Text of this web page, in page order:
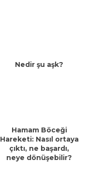
Nedir şu aşk?
Hamam Böceği
Hareketi: Nasıl ortaya
çıktı, ne başardı,
neye dönüşebilir?